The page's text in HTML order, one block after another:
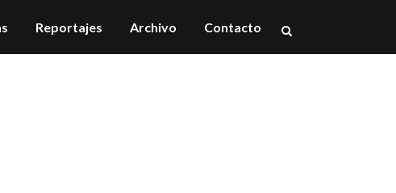
Reportajes Archivo Contacto